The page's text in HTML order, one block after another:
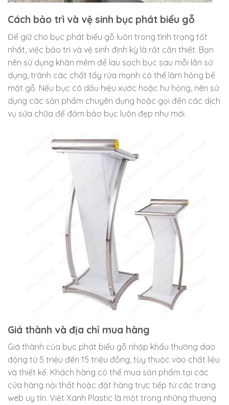
Cách bảo trì và vệ sinh bục phát biểu gỗ
Để giữ cho bục phát biểu gỗ luôn trong tình trạng tốt
nhất, việc bảo trì và vệ sinh định kỳ là rất cần thiết. Bạn
nên sử dụng khăn mềm để lau sạch bục sau mỗi lần sử
dụng, tránh các chất tẩy rửa mạnh có thể làm hỏng bề
mặt gỗ. Nếu bục có dấu hiệu xước hoặc hư hỏng, nên sử
dụng các sản phẩm chuyên dụng hoặc gọi đến các dịch
vụ sửa chữa để đảm bảo bục luôn đẹp như mới.
Giá thành và địa chỉ mua hàng
Giá thành của bục phát biểu gỗ nhập khẩu thường dao
động từ 5 triệu đến 15 triệu đồng, tùy thuộc vào chất liệu
và thiết kế. Khách hàng có thể mua sản phẩm tại các
cửa hàng nội thất hoặc đặt hàng trực tiếp từ các trang
web uy tín. Việt Xanh Plastic là một trong những thương